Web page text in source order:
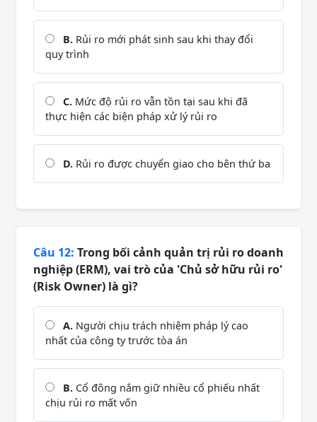
B. Rủi ro mới phát sinh sau khi thay đổi
quy trình
C. Mức độ rủi ro vẫn tồn tại sau khi đã
thực hiện các biện pháp xử lý rủi ro
D. Rủi ro được chuyển giao cho bên thứ ba
Câu 12: Trong bối cảnh quản trị rủi ro doanh
nghiệp (ERM), vai trò của 'Chủ sở hữu rủi ro'
(Risk Owner) là gì?
A. Người chịu trách nhiệm pháp lý cao
nhất của công ty trước tòa án
B. Cổ đông nắm giữ nhiều cổ phiếu nhất
chịu rủi ro mất vốn